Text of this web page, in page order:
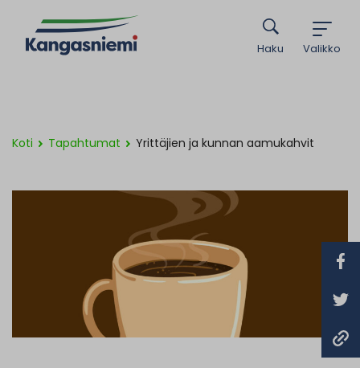
Valikko
Haku
Koti Tapahtumat Yrittäjien ja kunnan aamukahvit